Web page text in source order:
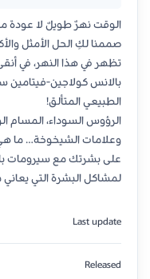
الوقت نهرٌ طويلٌ لا عودة
صممنا لكِ الحل الأمثل
تظهر في هذا النهر، في
بالانس كولاجين-فيتامين
الطبيعي المتألق!
الرؤوس السوداء، المسام
وعلامات الشيخوخة… ما
على بشرتك مع سيرومات
لمشاكل البشرة التي يعاني
Last update
Released